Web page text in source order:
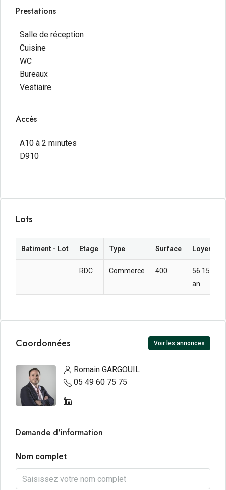
Prestations
Salle de réception
Cuisine
WC
Bureaux
Vestiaire
Accès
A10 à 2 minutes
D910
Lots
Batiment - Lot Etage Type Surface Loyer
RDC Commerce 400
56 152 HT
an
Coordonnées Voir les annonces
Romain GARGOUIL
05 49 60 75 75
Demande d'information
Nom complet